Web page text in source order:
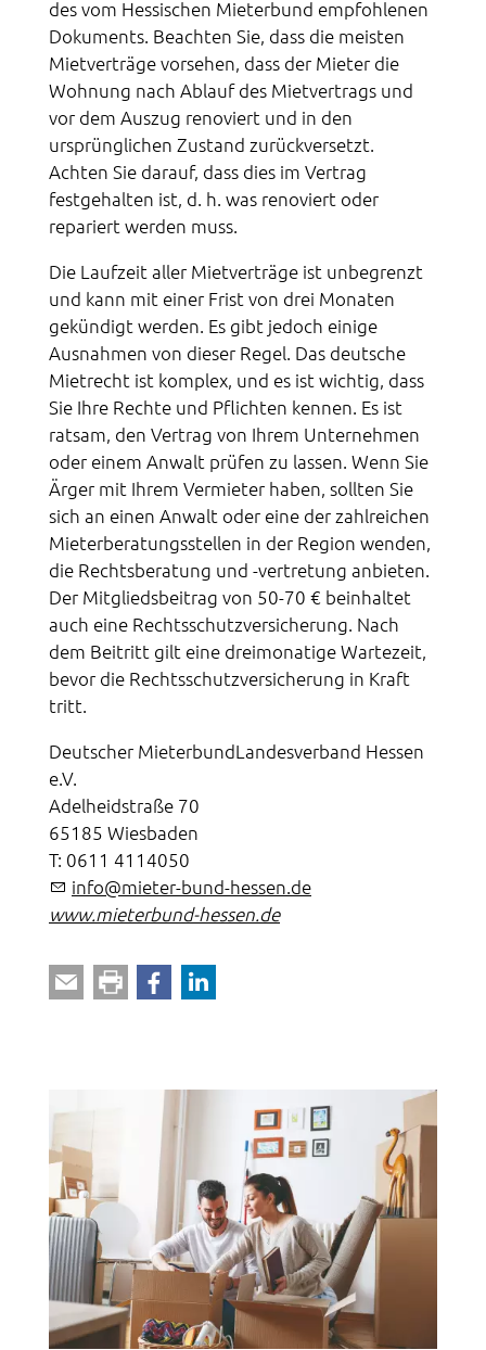
des vom Hessischen Mieterbund empfohlenen
Dokuments. Beachten Sie, dass die meisten
Mietverträge vorsehen, dass der Mieter die
Wohnung nach Ablauf des Mietvertrags und
vor dem Auszug renoviert und in den
ursprünglichen Zustand zurückversetzt.
Achten Sie darauf, dass dies im Vertrag
festgehalten ist, d. h. was renoviert oder
repariert werden muss.
Die Laufzeit aller Mietverträge ist unbegrenzt
und kann mit einer Frist von drei Monaten
gekündigt werden. Es gibt jedoch einige
Ausnahmen von dieser Regel. Das deutsche
Mietrecht ist komplex, und es ist wichtig, dass
Sie Ihre Rechte und Pflichten kennen. Es ist
ratsam, den Vertrag von Ihrem Unternehmen
oder einem Anwalt prüfen zu lassen. Wenn Sie
Ärger mit Ihrem Vermieter haben, sollten Sie
sich an einen Anwalt oder eine der zahlreichen
Mieterberatungsstellen in der Region wenden,
die Rechtsberatung und -vertretung anbieten.
Der Mitgliedsbeitrag von 50-70 € beinhaltet
auch eine Rechtsschutzversicherung. Nach
dem Beitritt gilt eine dreimonatige Wartezeit,
bevor die Rechtsschutzversicherung in Kraft
tritt.
Deutscher MieterbundLandesverband Hessen
e.V.
Adelheidstraße 70
65185 Wiesbaden
T: 0611 4114050
nf
m t r-b nd-h ss n d
www.mieterbund-hessen.de